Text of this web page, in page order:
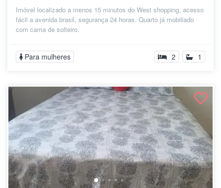
Imóvel localizado a menos 15 minutos do West shopping, acesso
fácil a avenida brasil, segurança 24 horas. Quarto já mobiliado
com cama de solteiro.
Para mulheres 2 1